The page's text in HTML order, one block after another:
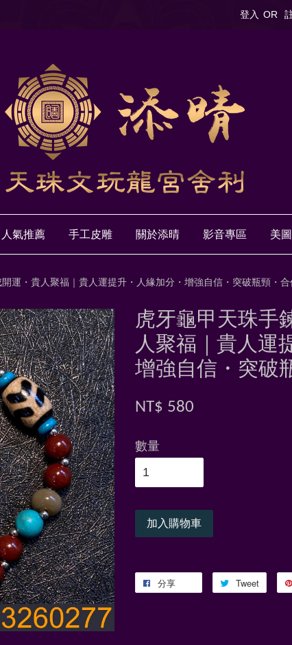
登入 OR
人氣推薦 手工皮雕 關於添晴 影音專區 美
運・貴人聚福｜貴人運提升・人緣加分・增強自信・突破瓶頸・合
虎牙龜甲天珠手
人聚福｜貴人運
增強自信・突破
NT$ 580
數量
加入購物車
分享 Tweet